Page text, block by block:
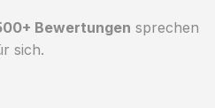
Bewertungen sprechen
sich.